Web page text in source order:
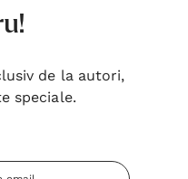
de la autori,
speciale.